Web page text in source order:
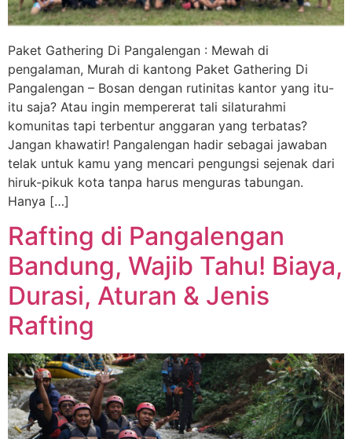
Paket Gathering Di Pangalengan : Mewah di
pengalaman, Murah di kantong Paket Gathering Di
Pangalengan – Bosan dengan rutinitas kantor yang itu-
itu saja? Atau ingin mempererat tali silaturahmi
komunitas tapi terbentur anggaran yang terbatas?
Jangan khawatir! Pangalengan hadir sebagai jawaban
telak untuk kamu yang mencari pengungsi sejenak dari
hiruk-pikuk kota tanpa harus menguras tabungan.
Hanya […]
Rafting di Pangalengan
Bandung, Wajib Tahu! Biaya,
Durasi, Aturan & Jenis
Rafting